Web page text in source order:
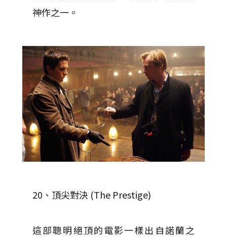
神作之一。
20、頂尖對決 (The Prestige)
這部聰明絕頂的電影一樣出自諾蘭之